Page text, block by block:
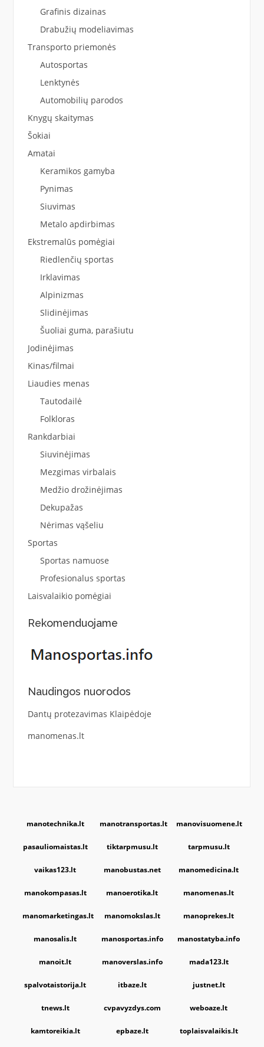
Grafinis dizainas
Drabužių modeliavimas
Transporto priemonės
Autosportas
Lenktynės
Automobilių parodos
Knygų skaitymas
Šokiai
Amatai
Keramikos gamyba
Pynimas
Siuvimas
Metalo apdirbimas
Ekstremalūs pomėgiai
Riedlenčių sportas
Irklavimas
Alpinizmas
Slidinėjimas
Šuoliai guma, parašiutu
Jodinėjimas
Kinas/filmai
Liaudies menas
Tautodailė
Folkloras
Rankdarbiai
Siuvinėjimas
Mezgimas virbalais
Medžio drožinėjimas
Dekupažas
Nėrimas vąšeliu
Sportas
Sportas namuose
Profesionalus sportas
Laisvalaikio pomėgiai
Rekomenduojame
Naudingos nuorodos
Dantų protezavimas Klaipėdoje
manomenas.lt
manotechnika.lt manotransportas.lt manovisuomene.lt
pasauliomaistas.lt tiktarpmusu.lt tarpmusu.lt
vaikas123.lt manobustas.net manomedicina.lt
manokompasas.lt manoerotika.lt manomenas.lt
manomarketingas.lt manomokslas.lt manoprekes.lt
manosalis.lt manosportas.info manostatyba.info
manoit.lt manoverslas.info mada123.lt
spalvotaistorija.lt itbaze.lt justnet.lt
tnews.lt cvpavyzdys.com weboaze.lt
kamtoreikia.lt epbaze.lt toplaisvalaikis.lt